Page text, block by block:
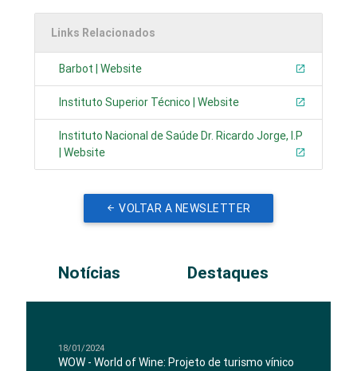
Links Relacionados
Barbot | Website
Instituto Superior Técnico | Website
Instituto Nacional de Saúde Dr. Ricardo Jorge, I.P
| Website
VOLTAR A NEWSLETTER
Notícias Destaques
18/01/2024
WOW - World of Wine: Projeto de turismo vínico